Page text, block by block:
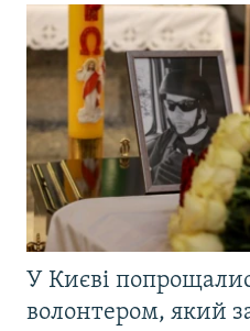
У Києві
волонтером, який